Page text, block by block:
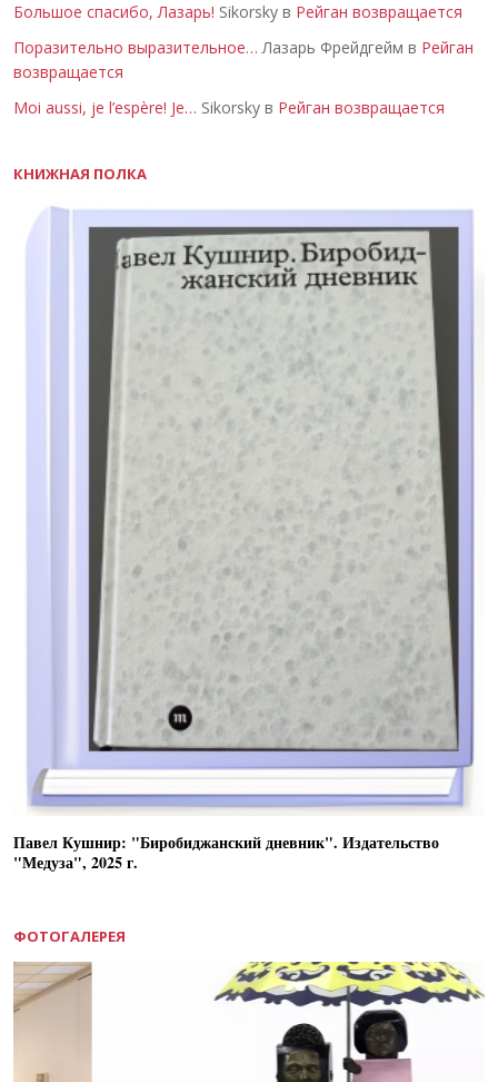
Большое спасибо, Лазарь! Sikorsky в Рейган возвращается
Поразительно выразительное… Лазарь Фрейдгейм в Рейган
возвращается
Moi aussi, je l’espère! Je… Sikorsky в Рейган возвращается
КНИЖНАЯ ПОЛКА
Павел Кушнир: "Биробиджанский дневник". Издательство
"Медуза", 2025 г.
ФОТОГАЛЕРЕЯ